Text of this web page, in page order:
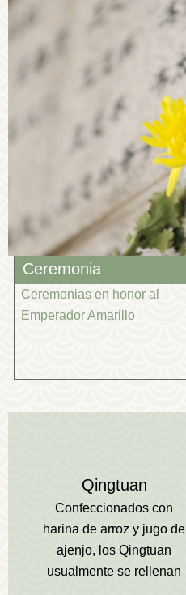
Ceremonia
Ceremonias en honor al
Emperador Amarillo
Qingtuan
Confeccionados con
harina de arroz y jugo de
ajenjo, los Qingtuan
usualmente se rellenan